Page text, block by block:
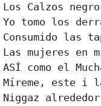
Los Calzos
Yo tomo los
Consumido las
Las mujeres en
ASÍ como el
Míreme, este i
Niggaz